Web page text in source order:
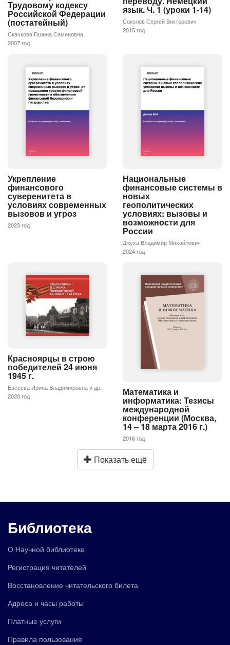
Трудовому кодексу
Российской Федерации
(постатейный)
Скачкова Галина Семеновна
2007 год
язык. Ч. 1 (уроки 1-14)
Соколов Сергей Викторович
2015 год
Укрепление
финансового
суверенитета в
условиях современных
вызовов и угроз
2023 год
Национальные
финансовые системы в
новых
геополитических
условиях: вызовы и
возможности для
России
Джуха Владимир Михайлович
2024 год
Красноярцы в строю
победителей 24 июня
1945 г.
Евсеева Ирина Владимировна и др.
2020 год
Математика и
информатика: Тезисы
международной
конференции (Москва,
14 – 18 марта 2016 г.)
2016 год
Показать ещё
Библиотека
О Научной библиотеке
Регистрация читателей
Восстановление читательского билета
Адреса и часы работы
Платные услуги
Правила пользования